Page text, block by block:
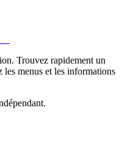
Trouvez rapidement un
les menus et les informations